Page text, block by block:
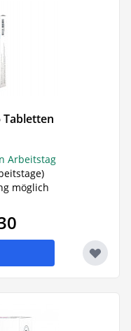
Tabletten
Arbeitstag
möglich